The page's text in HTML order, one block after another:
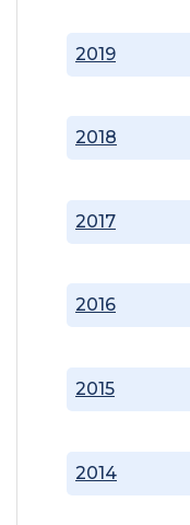
2014
2015
2016
2017
2018
2019